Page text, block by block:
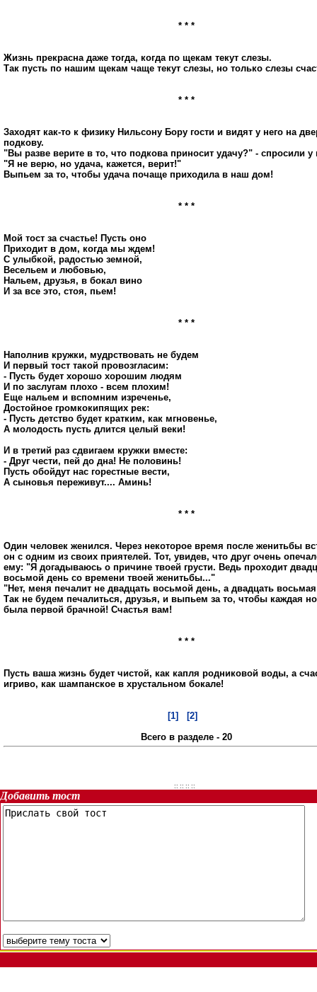
* * *
Жизнь прекрасна даже тогда, когда по щекам текут слезы.
Так пусть по нашим щекам чаще текут слезы, но только слезы
* * *
Заходят как-то к физику Hильсону Бору гости и видят у него на
подкову.
"Вы разве верите в то, что подкова приносит удачу?" - спросили у
"Я не верю, но удача, кажется, верит!"
Выпьем за то, чтобы удача почаще приходила в наш дом!
* * *
Мой тост за счастье! Пусть оно
Приходит в дом, когда мы ждем!
С улыбкой, радостью земной,
Весельем и любовью,
Нальем, друзья, в бокал вино
И за все это, стоя, пьем!
* * *
Наполнив кружки, мудрствовать не будем
И первый тост такой провозгласим:
- Пусть будет хорошо хорошим людям
И по заслугам плохо - всем плохим!
Еще нальем и вспомним изреченье,
Достойное громкокипящих рек:
- Пусть детство будет кратким, как мгновенье,
А молодость пусть длится целый веки!
И в третий раз сдвигаем кружки вместе:
- Друг чести, пей до дна! Не половинь!
Пусть обойдут нас горестные вести,
А сыновья переживут.... Аминь!
* * *
Один человек женился. Через некоторое время после женитьбы
он с одним из своих приятелей. Тот, увидев, что друг очень
ему: "Я догадываюсь о причине твоей грусти. Ведь проходит
восьмой день со времени твоей женитьбы..."
"Нет, меня печалит не двадцать восьмой день, а двадцать
Так не будем печалиться, друзья, и выпьем за то, чтобы каждая
была первой брачной! Счастья вам!
* * *
Пусть ваша жизнь будет чистой, как капля родниковой воды, а
игриво, как шампанское в хрустальном бокале!
[1]
[2]
Всего в разделе - 20
:: :: :: ::
Добавить тост